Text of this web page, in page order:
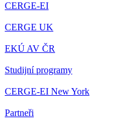
CERGE-EI
CERGE UK
EKÚ AV ČR
Studijní programy
CERGE-EI New York
Partneři